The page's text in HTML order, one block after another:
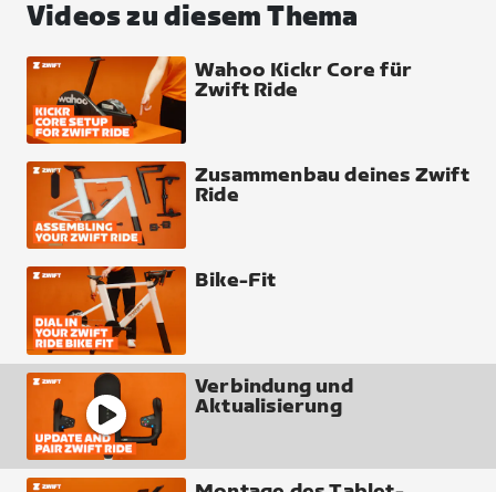
Videos zu diesem Thema
Wahoo Kickr Core für
Zwift Ride
Zusammenbau deines Zwift
Ride
Bike-Fit
Verbindung und
Aktualisierung